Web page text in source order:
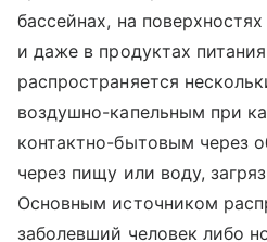
бассейнах, на
и даже в продуктах
распространяется
воздушно-капельным при
контактно-бытовым через
через пищу или воду,
Основным источником
заболевший человек либо